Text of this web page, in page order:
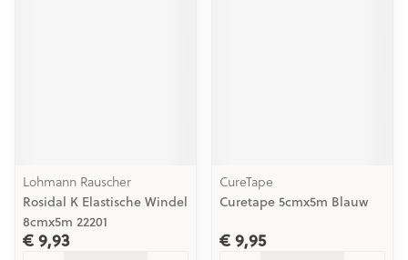
Lohmann Rauscher
Rosidal K Elastische Windel
8cmx5m 22201
€ 9,93
CureTape
Curetape 5cmx5m Blauw
€ 9,95